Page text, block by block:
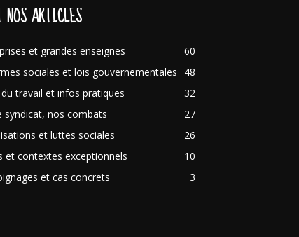
NOS ARTICLES
et grandes enseignes
60
sociales et lois gouvernementales
48
travail et infos pratiques
32
syndicat, nos combats
27
et luttes sociales
26
et contextes exceptionnels
10
et cas concrets
3